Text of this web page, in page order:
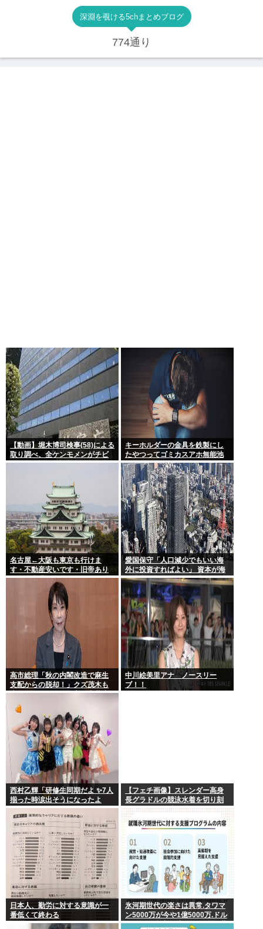
深淵を覗ける5chまとめブログ
774通り
【動画】堀木博司検事(58)による
取り調べ、全ケンモメンがチビ
るくらい怖いと話題に
キーホルダーの金具を鉄製にし
たやつってゴミカスアホ無能池
沼？
名古屋←大阪も東京も行けま
す・不動産安いです・旧帝あり
ます・空港あります 不人気な理
愛国保守「人口減少でもいい海
外に投資すればよい」 資本が海
外流出し賃金もGDPも上がらず
海外が成長
高市総理「秋の内閣改造で麻生
支配からの脱却！」クズ茂木も
壺ホークもクビの一方で壺萩生
田が復権へ
中川絵美里アナ ノースリー
ブ！！
西村乙輝「研修生同期だよ ✨7人
揃った時涙出そうになったよ
ね」
【フェチ画像】スレンダー高身
長グラドルの競泳水着を切り刻
むとヌルヌル 大開脚×マッサージ
【鹿】
日本人、勤労に対する意識が一
番低くて終わる
氷河期世代の楽さは異常.タワマ
ン5000万が今や1億5000万.ドル
円80円で資産形成.マジで楽な世